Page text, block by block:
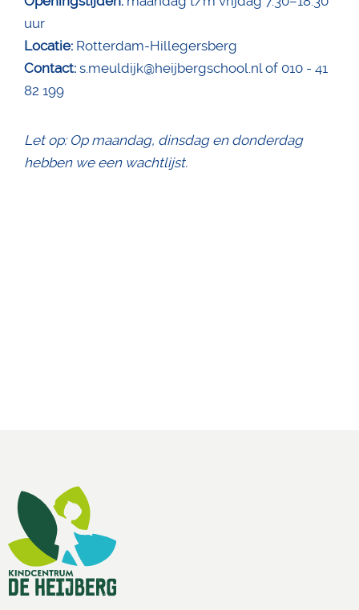
uur
Locatie: Rotterdam-Hillegersberg
Contact: s.meuldijk@heijbergschool.nl of 010 - 41
82 199
Let op: Op maandag, dinsdag en donderdag
hebben we een wachtlijst.